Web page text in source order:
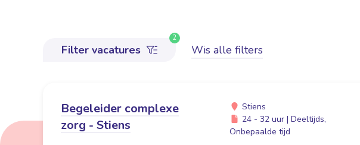
Filter vacatures
2
Wis alle filters
Begeleider complexe
zorg - Stiens
Stiens
24 - 32 uur | Deeltijds,
Onbepaalde tijd